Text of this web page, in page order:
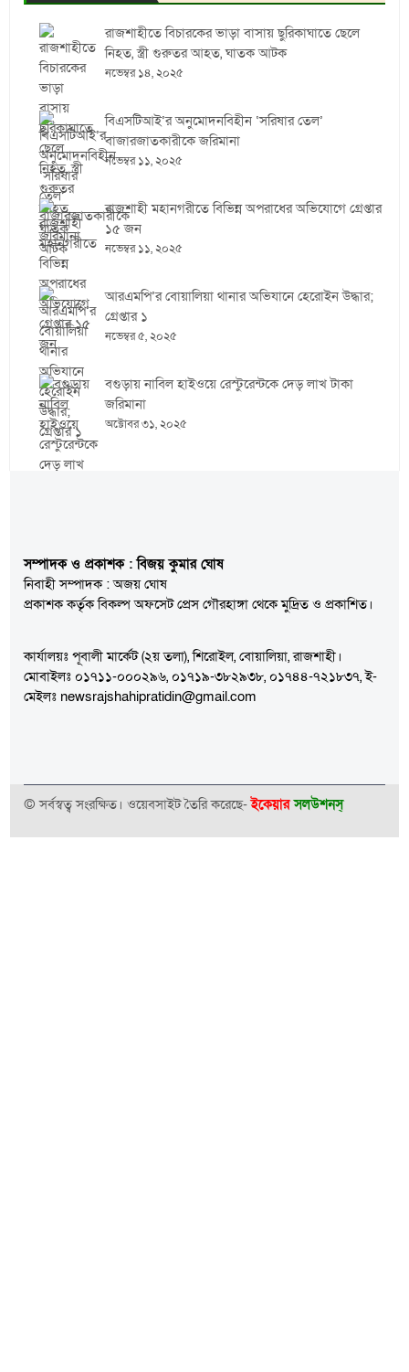
রাজশাহীতে বিচারকের ভাড়া বাসায় ছুরিকাঘাতে ছেলে
নিহত, স্ত্রী গুরুতর আহত, ঘাতক আটক
নভেম্বর ১৪, ২০২৫
বিএসটিআই’র অনুমোদনবিহীন ‘সরিষার তেল’
বাজারজাতকারীকে জরিমানা
নভেম্বর ১১, ২০২৫
রাজশাহী মহানগরীতে বিভিন্ন অপরাধের অভিযোগে গ্রেপ্তার
১৫ জন
নভেম্বর ১১, ২০২৫
আরএমপি’র বোয়ালিয়া থানার অভিযানে হেরোইন উদ্ধার;
গ্রেপ্তার ১
নভেম্বর ৫, ২০২৫
বগুড়ায় নাবিল হাইওয়ে রেস্টুরেন্টকে দেড় লাখ টাকা
জরিমানা
অক্টোবর ৩১, ২০২৫
সম্পাদক ও প্রকাশক : বিজয় কুমার ঘোষ
নিবাহী সম্পাদক : অজয় ঘোষ
প্রকাশক কর্তৃক বিকল্প অফসেট প্রেস গৌরহাঙ্গা থেকে মুদ্রিত ও প্রকাশিত।
কার্যালয়ঃ পূবালী মার্কেট (২য় তলা), শিরোইল, বোয়ালিয়া, রাজশাহী।
মোবাইলঃ ০১৭১১-০০০২৯৬, ০১৭১৯-৩৮২৯৩৮, ০১৭৪৪-৭২১৮৩৭, ই-
মেইলঃ newsrajshahipratidin@gmail.com
© সর্বস্বত্ব সংরক্ষিত। ওয়েবসাইট তৈরি করেছে-ইকেয়ার সলউশনস্